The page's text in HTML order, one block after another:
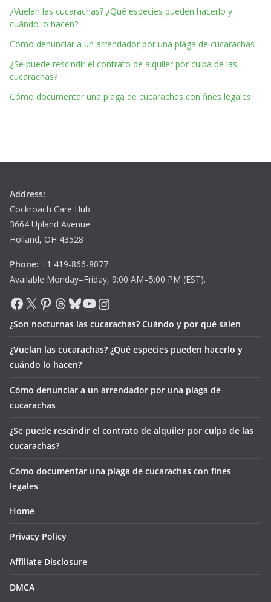
¿Vuelan las cucarachas? ¿Qué especies pueden hacerlo y
cuándo lo hacen?
Cómo denunciar a un arrendador por una plaga de cucarachas
¿Se puede rescindir el contrato de alquiler por culpa de las
cucarachas?
Cómo documentar una plaga de cucarachas con fines legales
Address:
Cockroach Care Hub
3664 Upland Avenue
Holland, OH 43528
Phone: +1 419-866-8077
Available Monday–Friday, 9:00 AM–5:00 PM (EST).
Facebook
X Pinterest
Threads
Bluesky
YouTube
Instagram
¿Son nocturnas las cucarachas? Cuándo y por qué salen
¿Vuelan las cucarachas? ¿Qué especies pueden hacerlo y
cuándo lo hacen?
Cómo denunciar a un arrendador por una plaga de
cucarachas
¿Se puede rescindir el contrato de alquiler por culpa de las
cucarachas?
Cómo documentar una plaga de cucarachas con fines
legales
Home
Privacy Policy
Affiliate Disclosure
DMCA